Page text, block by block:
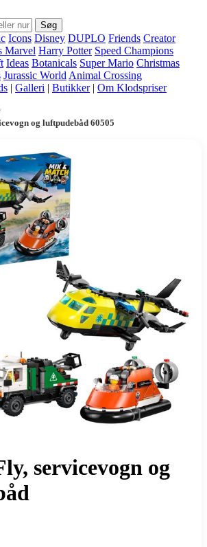
Søg
Icons Disney DUPLO Friends Creator
Marvel Harry Potter Speed Champions
Ideas Botanicals Super Mario Christmas
Jurassic World Animal Crossing
| Galleri | Butikker | Om Klodspriser
og luftpudebåd 60505
servicevogn og